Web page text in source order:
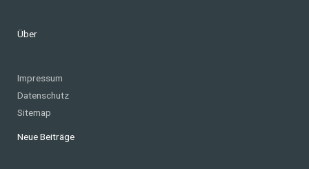
Über
Impressum
Datenschutz
Sitemap
Neue Beiträge